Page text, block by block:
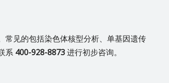
常见的包括染色体核型分析、单基因遗传
系 400-928-8873进行初步咨询。